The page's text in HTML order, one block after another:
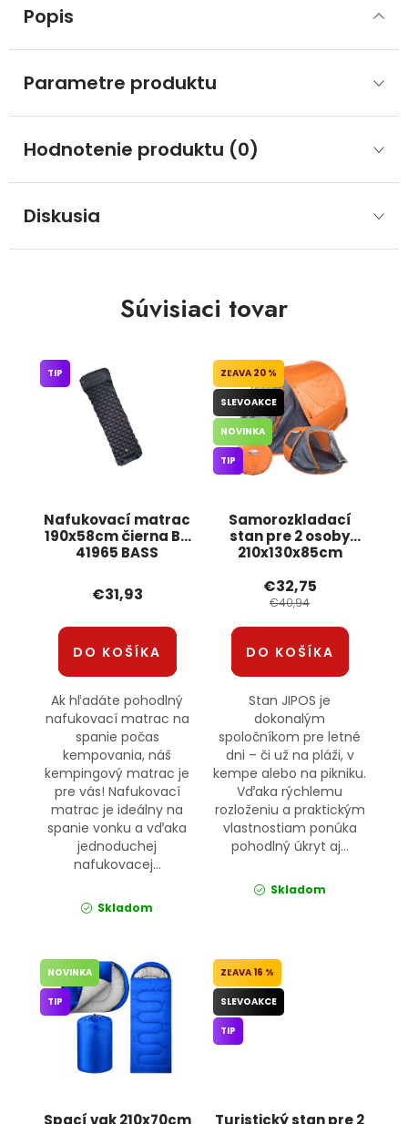
Popis
Parametre produktu
Hodnotenie produktu (0)
Diskusia
Súvisiaci tovar
Nafukovací matrac
190x58cm čierna BH
41965 BASS
TIP
€31,93
DO KOŠÍKA
Ak hľadáte pohodlný
nafukovací matrac na
spanie počas
kempovania, náš
kempingový matrac je
pre vás! Nafukovací
matrac je ideálny na
spanie vonku a vďaka
jednoduchej
nafukovacej...
Skladom
Samorozkladací
stan pre 2 osoby
210x130x85cm
20 %
SLEVOAKCE
NOVINKA
TIP
€32,75
€40,94
DO KOŠÍKA
Stan JIPOS je
dokonalým
spoločníkom pre letné
dni – či už na pláži, v
kempe alebo na pikniku.
Vďaka rýchlemu
rozloženiu a praktickým
vlastnostiam ponúka
pohodlný úkryt aj...
Skladom
Spací vak 210x70cm
NOVINKA
TIP
Turistický stan pre 2
16 %
SLEVOAKCE
TIP